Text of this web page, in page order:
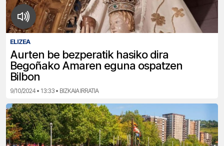
ELIZEA
Aurten be bezperatik hasiko dira
Begoñako Amaren eguna ospatzen
Bilbon
9/10/2024 • 13:33 • BIZKAIA IRRATIA